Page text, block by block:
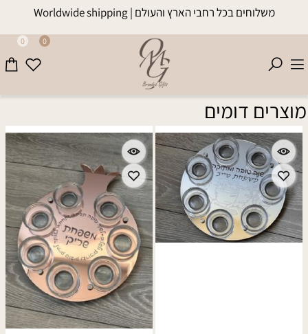
משלוחים בכל רחבי הארץ והעולם | Worldwide shipping
0 0
מוצרים דומים